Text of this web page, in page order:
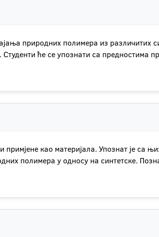
природних полимера из различитих
ће се упознати са предностима
као материјала. Упознат је са
полимера у односу на синтетске.